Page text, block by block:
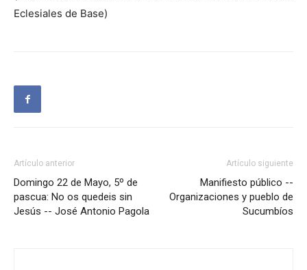
Eclesiales de Base)
Artículo anterior
Domingo 22 de Mayo, 5º de
pascua: No os quedeis sin
Jesús -- José Antonio Pagola
Artículo siguiente
Manifiesto público --
Organizaciones y pueblo de
Sucumbíos